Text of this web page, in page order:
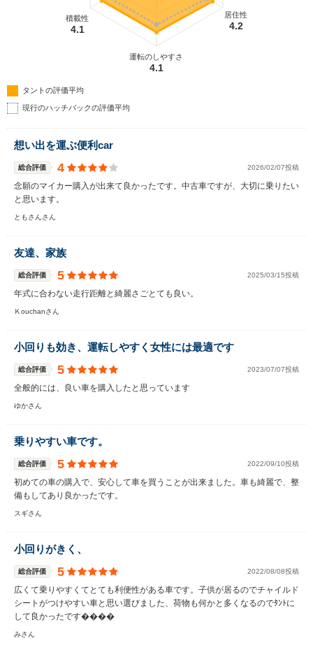
居住性
4.2
運転のしやすさ
4.1
積載性
4.1
タントの評価平均
現行のハッチバックの評価平均
想い出を運ぶ便利car
総合評価 4 2026/02/07投稿
念願のマイカー購入が出来て良かったです。中古車ですが、大切に乗りたい
と思います。
ともさんさん
友達、家族
総合評価 5 2025/03/15投稿
年式に合わない走行距離と綺麗さごとても良い。
Ｋouchanさん
小回りも効き、運転しやすく女性には最適です
総合評価 5 2023/07/07投稿
全般的には、良い車を購入したと思っています
ゆかさん
乗りやすい車です。
総合評価 5 2022/09/10投稿
初めての車の購入で、安心して車を買うことが出来ました。車も綺麗で、整
備もしてあり良かったです。
スギさん
小回りがきく、
総合評価 5 2022/08/08投稿
広くて乗りやすくてとても利便性がある車です。子供が居るのでチャイルド
シートがつけやすい車と思い選びました、荷物も何かと多くなるのでﾀﾝﾄに
して良かったです����
みさん